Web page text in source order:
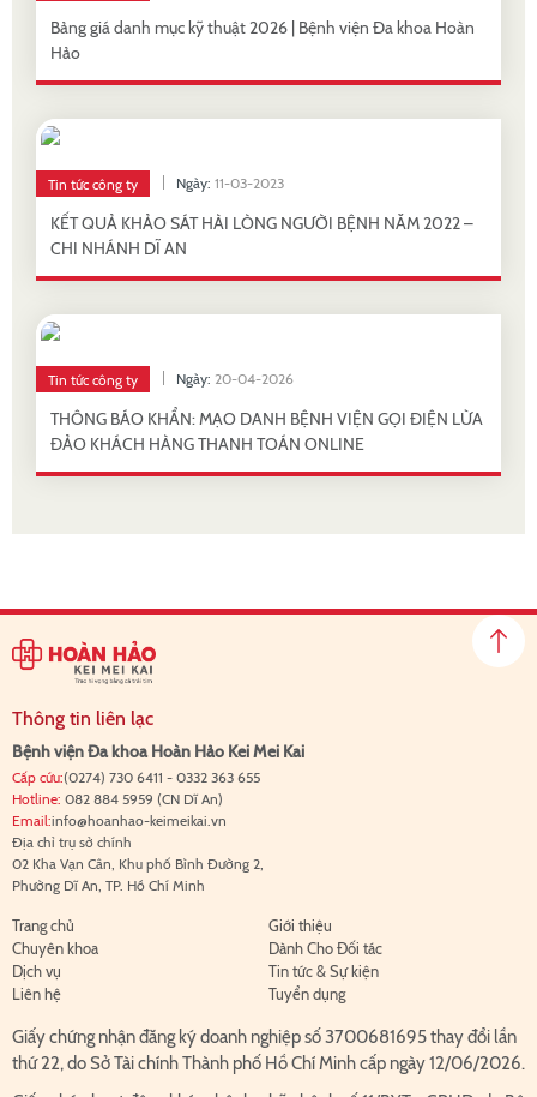
Bảng giá danh mục kỹ thuật 2026 | Bệnh viện Đa khoa Hoàn
Hảo
Tin tức công ty Ngày: 11-03-2023
KẾT QUẢ KHẢO SÁT HÀI LÒNG NGƯỜI BỆNH NĂM 2022 –
CHI NHÁNH DĨ AN
Tin tức công ty Ngày: 20-04-2026
THÔNG BÁO KHẨN: MẠO DANH BỆNH VIỆN GỌI ĐIỆN LỪA
ĐẢO KHÁCH HÀNG THANH TOÁN ONLINE
Thông tin liên lạc
Bệnh viện Đa khoa Hoàn Hảo Kei Mei Kai
Cấp cứu:(0274) 730 6411 - 0332 363 655
Hotline: 082 884 5959 (CN Dĩ An)
Email:info@hoanhao-keimeikai.vn
Địa chỉ trụ sở chính
02 Kha Vạn Cân, Khu phố Bình Đường 2,
Phường Dĩ An, TP. Hồ Chí Minh
Trang chủ
Giới thiệu
Chuyên khoa
Dành Cho Đối tác
Dịch vụ
Tin tức & Sự kiện
Liên hệ
Tuyển dụng
Giấy chứng nhận đăng ký doanh nghiệp số 3700681695 thay đổi lần
thứ 22, do Sở Tài chính Thành phố Hồ Chí Minh cấp ngày 12/06/2026.